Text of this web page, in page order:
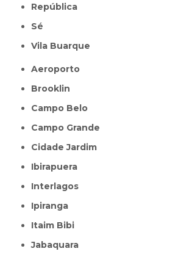
República
Sé
Vila Buarque
Aeroporto
Brooklin
Campo Belo
Campo Grande
Cidade Jardim
Ibirapuera
Interlagos
Ipiranga
Itaim Bibi
Jabaquara